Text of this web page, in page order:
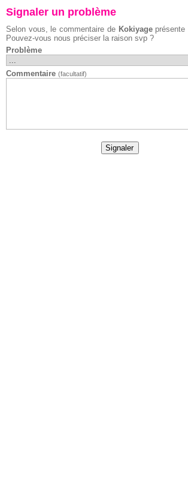
Signaler un problème
Selon vous, le commentaire de Kokiyageprésente
Pouvez-vous nous préciser la raison svp ?
Problème
Commentaire (facultatif)